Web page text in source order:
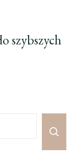
szybszych